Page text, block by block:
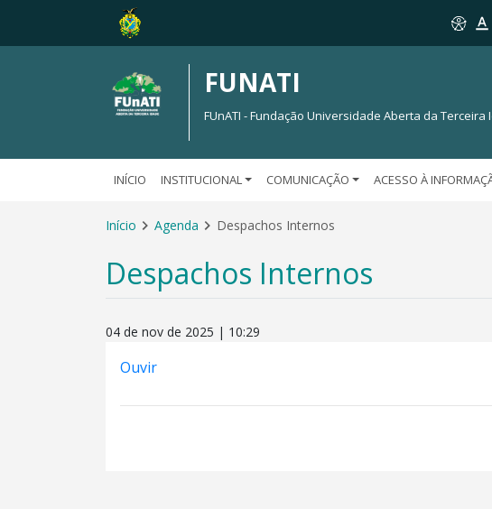
FUNATI
FUnATI - Fundação Universidade Aberta da Terceira
INÍCIO INSTITUCIONAL COMUNICAÇÃO ACESSO À
Início Agenda Despachos Internos
Despachos Internos
04 de nov de 2025 | 10:29
Ouvir